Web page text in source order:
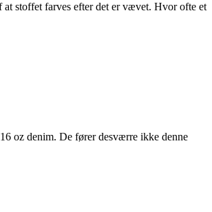
at stoffet farves efter det er vævet. Hvor ofte et
oz denim. De fører desværre ikke denne